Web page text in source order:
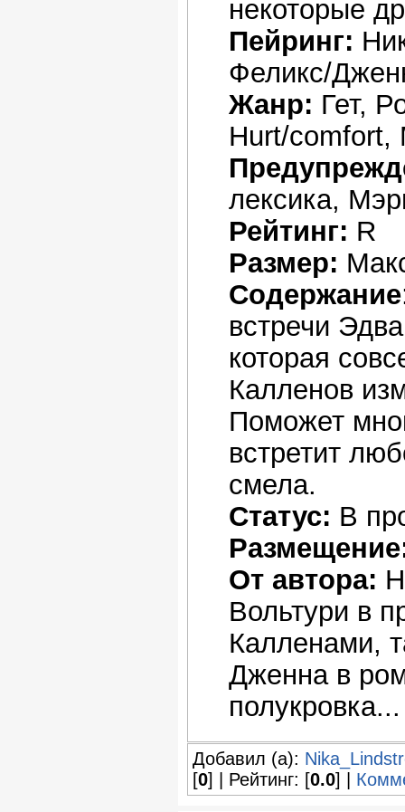
некоторые
Пейринг:
Феликс/
Жанр: Гет,
Hurt/
лексика,
Рейтинг: R
Размер:
Содержание
встречи
которая
Калленов
Поможет
встретит
смела.
Статус: В
От автора:
Вольтури в
Калленами,
Дженна в
полукровка...
Добавил (а):
[0] | Рейтинг: [0.0] |